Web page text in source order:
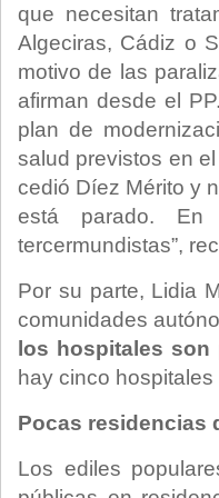
que necesitan
Algeciras, Cádiz o
motivo de las
afirman desde el
plan de
salud previstos en
cedió Díez Mérito y
está parado. En
tercermundistas”,
Por su parte, Lidia
comunidades
los hospitales son
hay cinco
Pocas residencias
Los ediles